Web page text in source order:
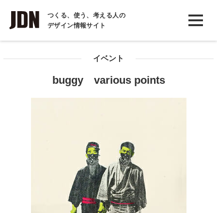
つくる、使う、考える人の
デザイン情報サイト
INTERVIEW
インタビュー
イベント
buggy various points